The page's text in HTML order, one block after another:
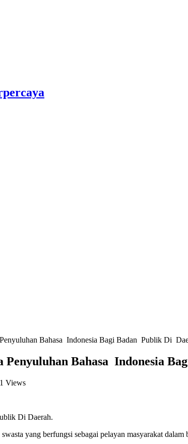
Bahasa Indonesia Bagi Badan Publik Di
Bahasa Indonesia
Views
Di Daerah.
yang berfungsi sebagai pelayan masyarakat